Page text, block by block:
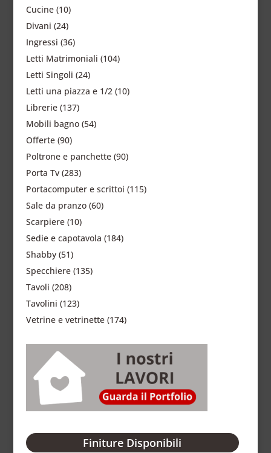
Cucine (10)
Divani (24)
Ingressi (36)
Letti Matrimoniali (104)
Letti Singoli (24)
Letti una piazza e 1/2 (10)
Librerie (137)
Mobili bagno (54)
Offerte (90)
Poltrone e panchette (90)
Porta Tv (283)
Portacomputer e scrittoi (115)
Sale da pranzo (60)
Scarpiere (10)
Sedie e capotavola (184)
Shabby (51)
Specchiere (135)
Tavoli (208)
Tavolini (123)
Vetrine e vetrinette (174)
Finiture Disponibili